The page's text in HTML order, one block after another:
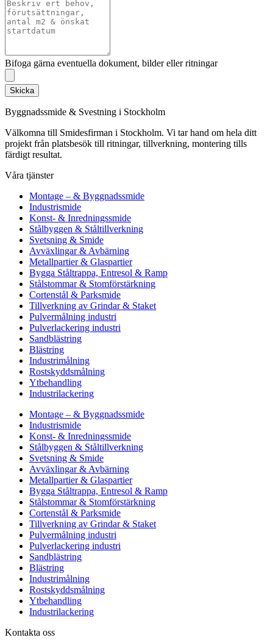
Bifoga gärna eventuella dokument, bilder eller ritningar
Skicka
Byggnadssmide & Svestning i Stockholm
Välkomna till Smidesfirman i Stockholm. Vi tar hand om hela ditt
projekt från platsbesök till ritningar, tillverkning, montering tills
färdigt resultat.
Våra tjänster
Montage – & Byggnadssmide
Industrismide
Konst- & Inredningssmide
Stålbyggen & Ståltillverkning
Svetsning & Smide
Avväxlingar & Avbärning
Metallpartier & Glaspartier
Bygga Ståltrappa, Entresol & Ramp
Stålstommar & Stomförstärkning
Cortenstål & Parksmide
Tillverkning av Grindar & Staket
Pulvermålning industri
Pulverlackering industri
Sandblästring
Blästring
Industrimålning
Rostskyddsmålning
Ytbehandling
Industrilackering
Montage – & Byggnadssmide
Industrismide
Konst- & Inredningssmide
Stålbyggen & Ståltillverkning
Svetsning & Smide
Avväxlingar & Avbärning
Metallpartier & Glaspartier
Bygga Ståltrappa, Entresol & Ramp
Stålstommar & Stomförstärkning
Cortenstål & Parksmide
Tillverkning av Grindar & Staket
Pulvermålning industri
Pulverlackering industri
Sandblästring
Blästring
Industrimålning
Rostskyddsmålning
Ytbehandling
Industrilackering
Kontakta oss